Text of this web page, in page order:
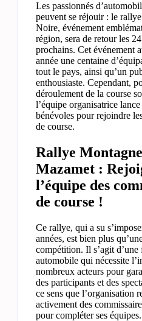
Les passionnés
peuvent se réjouir : le
Noire, événement
région, sera de retour les
prochains. Cet événement
année une centaine
tout le pays, ainsi qu’un
enthousiaste. Cependant,
déroulement de la course
l’équipe organisatrice
bénévoles pour rejoindre
de course.
Rallye
Mazamet :
l’équipe des
de course !
Ce rallye, qui a su
années, est bien plus
compétition. Il s’agit d’une
automobile qui nécessite
nombreux acteurs pour
des participants et des
ce sens que l’organisation
activement des
pour compléter ses équipes.